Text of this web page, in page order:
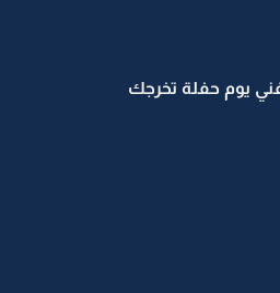
يوم حفلة تخرجك